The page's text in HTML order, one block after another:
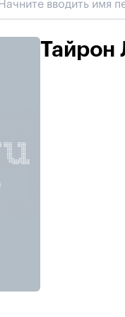
Тайрон